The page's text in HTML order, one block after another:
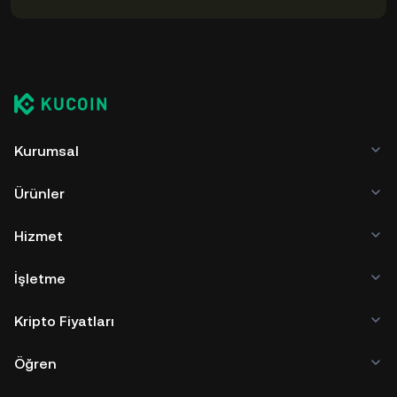
Kurumsal
Ürünler
Hizmet
İşletme
Kripto Fiyatları
Öğren